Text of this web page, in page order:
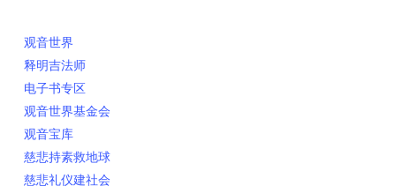
观音世界
释明吉法师
电子书专区
观音世界基金会
观音宝库
慈悲持素救地球
慈悲礼仪建社会